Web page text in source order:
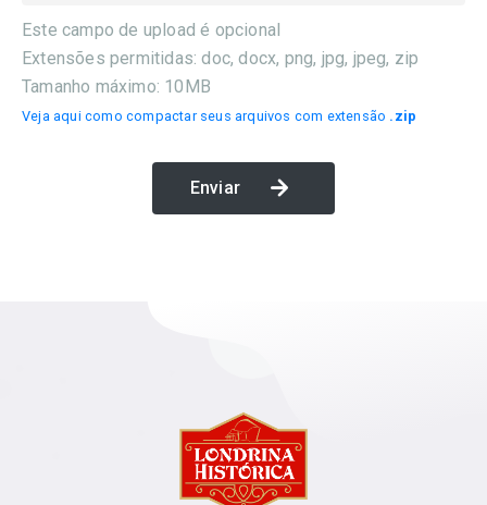
Este campo de upload é opcional
Extensões permitidas: doc, docx, png, jpg, jpeg, zip
Tamanho máximo: 10MB
Veja aqui como compactar seus arquivos com extensão .zip
Enviar